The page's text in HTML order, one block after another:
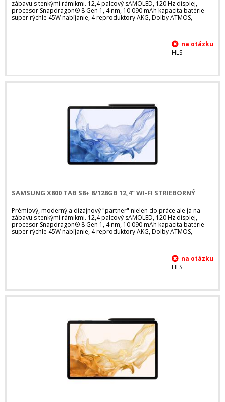
zábavu s tenkými rámikmi. 12,4 palcový sAMOLED, 120 Hz displej,
procesor Snapdragon® 8 Gen 1, 4 nm, 10 090 mAh kapacita batérie -
super rýchle 45W nabíjanie, 4 reproduktory AKG, Dolby ATMOS,
HLS
SAMSUNG X800 TAB S8+ 8/128GB 12,4" WI-FI STRIEBORNÝ
Prémiový, moderný a dizajnový "partner" nielen do práce ale ja na
zábavu s tenkými rámikmi. 12,4 palcový sAMOLED, 120 Hz displej,
procesor Snapdragon® 8 Gen 1, 4 nm, 10 090 mAh kapacita batérie -
super rýchle 45W nabíjanie, 4 reproduktory AKG, Dolby ATMOS,
HLS